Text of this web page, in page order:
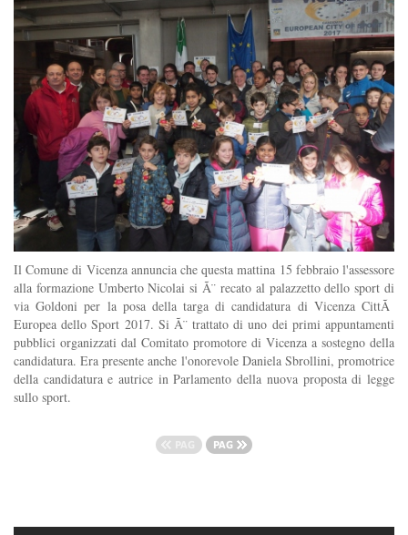
Il Comune di Vicenza annuncia che questa mattina 15 febbraio l'assessore
alla formazione Umberto Nicolai si Ã¨ recato al palazzetto dello sport di
via Goldoni per la posa della targa di candidatura di Vicenza CittÃ
Europea dello Sport 2017. Si Ã¨ trattato di uno dei primi appuntamenti
pubblici organizzati dal Comitato promotore di Vicenza a sostegno della
candidatura. Era presente anche l'onorevole Daniela Sbrollini, promotrice
della candidatura e autrice in Parlamento della nuova proposta di legge
sullo sport.